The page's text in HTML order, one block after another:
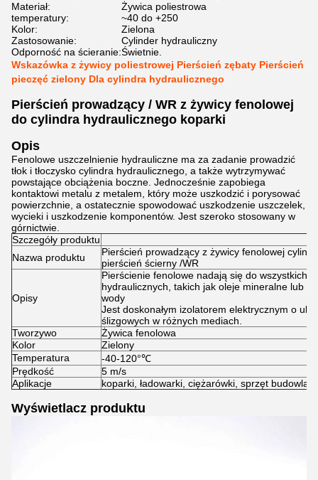
Materiał:
Żywica poliestrowa
temperatury:
~40 do +250
Kolor:
Zielona
Zastosowanie:
Cylinder hydrauliczny
Odporność na ścieranie:Świetnie.
Wskazówka z żywicy poliestrowej Pierścień zębaty Pierścień
pieczęć zielony Dla cylindra hydraulicznego
Pierścień prowadzący / WR z żywicy fenolowej
do cylindra hydraulicznego koparki
Opis
Fenolowe uszczelnienie hydrauliczne ma za zadanie prowadzić
tłok i tłoczysko cylindra hydraulicznego, a także wytrzymywać
powstające obciążenia boczne. Jednocześnie zapobiega
kontaktowi metalu z metalem, który może uszkodzić i porysować
powierzchnie, a ostatecznie spowodować uszkodzenie uszczelek,
wycieki i uszkodzenie komponentów. Jest szeroko stosowany w
górnictwie.
Szczegóły produktu
Nazwa produktu
Pierścień prowadzący z żywicy fenolowej
pierścień ścierny /WR
Opisy
Pierścienie fenolowe nadają się do wszystkich
hydraulicznych, takich jak oleje mineralne lub
wody
Jest doskonałym izolatorem elektrycznym o
ślizgowych w różnych mediach.
Tworzywo
Żywica fenolowa
Kolor
Zielony
Temperatura
-40-120°℃
Prędkość
5 m/s
Aplikacje
koparki, ładowarki, ciężarówki, sprzęt
Wyświetlacz produktu